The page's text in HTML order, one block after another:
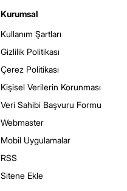
Kurumsal
Kullanım Şartları
Gizlilik Politikası
Çerez Politikası
Kişisel Verilerin Korunması
Veri Sahibi Başvuru Formu
Webmaster
Mobil Uygulamalar
RSS
Sitene Ekle